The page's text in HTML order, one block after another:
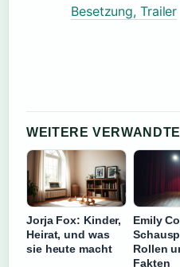
Besetzung, Trailer
WEITERE
Jorja Fox: Kinder,
Heirat, und was
sie heute macht
Emily
Rollen
Fakten